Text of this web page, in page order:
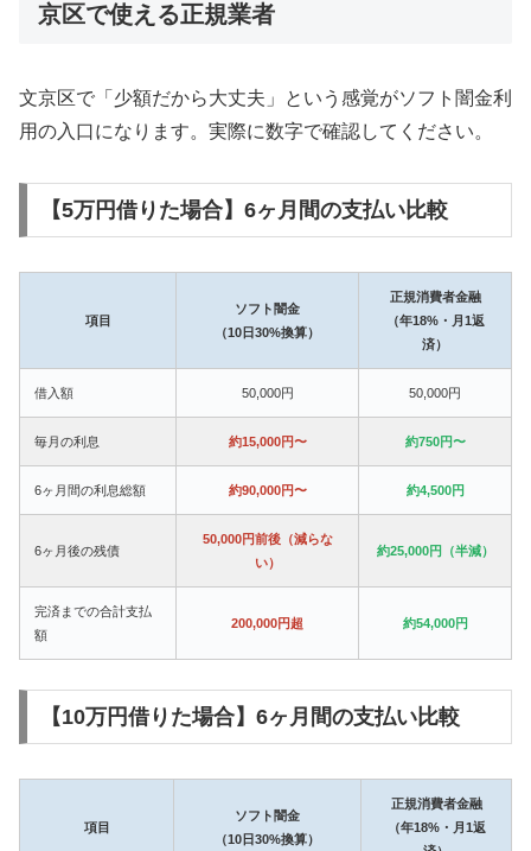
京区で使える正規業者
文京区で「少額だから大丈夫」という感覚がソフト闇金利
用の入口になります。実際に数字で確認してください。
【5万円借りた場合】6ヶ月間の支払い比較
項目
ソフト闇金
（10日30%換算）
正規消費者金融
（年18%・月1返
済）
借入額 50,000円 50,000円
毎月の利息 約15,000円〜 約750円〜
6ヶ月間の利息総額 約90,000円〜 約4,500円
6ヶ月後の残債
50,000円前後（減らな
い）
約25,000円（半減）
完済までの合計支払
額
200,000円超 約54,000円
【10万円借りた場合】6ヶ月間の支払い比較
項目
ソフト闇金
（10日30%換算）
正規消費者金融
（年18%・月1返